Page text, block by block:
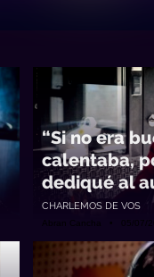
“Si no era
calentaba,
dediqué al
CHARLEMOS DE VOS
Abran Cancha • 05/07/